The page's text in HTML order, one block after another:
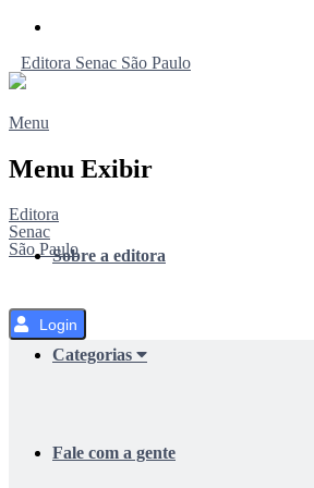
o
Editora Senac São Paulo
Menu
Menu Exibir
Editora
Senac
São PauloSobre a editora
Categorias
Fale com a gente
Login